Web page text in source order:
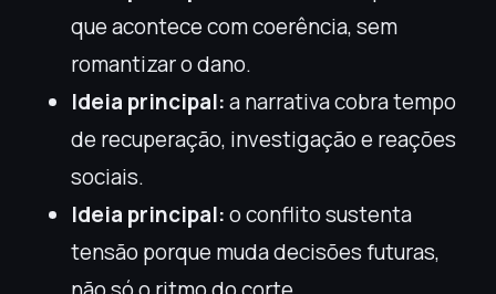
que acontece com coerência, sem
romantizar o dano.
Ideia principal:a narrativa cobra tempo
de recuperação, investigação e reações
sociais.
Ideia principal:o conflito sustenta
tensão porque muda decisões futuras,